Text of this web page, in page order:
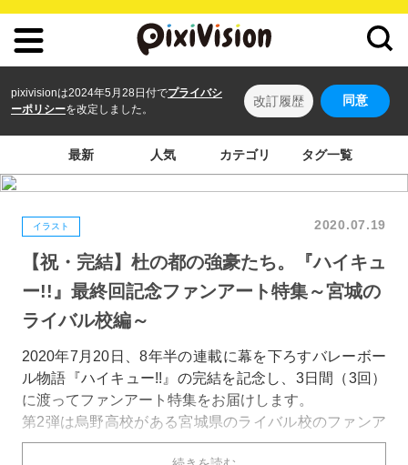
pixivisionは2024年5月28日付でプライバシ
ーポリシーを改定しました。
改訂履歴 同意
最新 人気 カテゴリ タグ一覧
イラスト 2020.07.19
【祝・完結】杜の都の強豪たち。『ハイキュ
ー!!』最終回記念ファンアート特集～宮城の
ライバル校編～
2020年7月20日、8年半の連載に幕を下ろすバレーボー
ル物語『ハイキュー!!』の完結を記念し、3日間（3回）
に渡ってファンアート特集をお届けします。
第2弾は烏野高校がある宮城県のライバル校のファンア
ートです。